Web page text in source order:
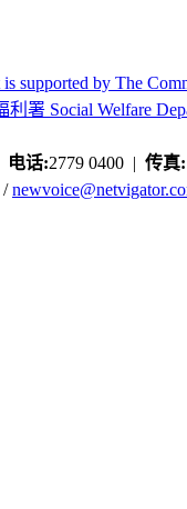
电话:2779 0400 | 传
/